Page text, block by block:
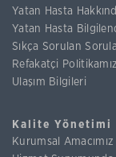
Yatan Hasta
Yatan Hasta
Sıkça Sorulan
Refakatçi Politikamız
Ulaşım Bilgileri
Kalite Yönetimi
Kurumsal Amacımız